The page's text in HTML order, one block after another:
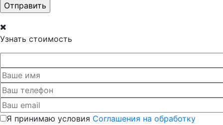
Узнать стоимость
Я принимаю условия Соглашения на обработку